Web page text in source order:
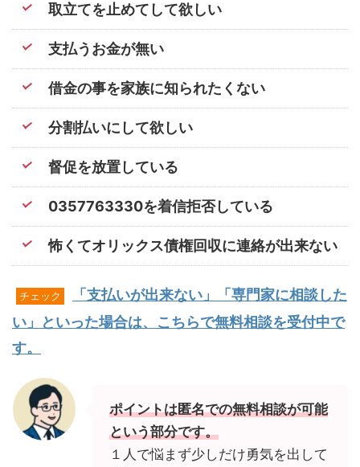
取立てを止めてして欲しい
支払うお金が無い
借金の事を家族に知られたくない
分割払いにして欲しい
督促を放置している
0357763330を着信拒否している
怖くてオリックス債権回収に連絡が出来ない
チェック
「支払いが出来ない」「専門家に相談した
い」といった場合は、こちらで無料相談を受付中で
す。
ポイントは匿名での無料相談が可能
という部分です。
１人で悩まず少しだけ勇気を出して